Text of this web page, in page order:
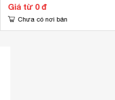
Giá từ 0 đ
Chưa có nơi bán